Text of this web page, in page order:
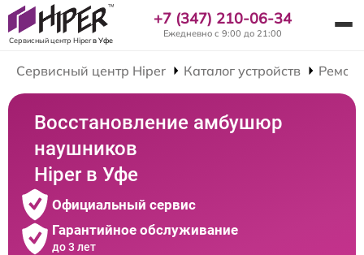
Сервисный центр Hiperв Уфе
+7 (347) 210-06-34
Ежедневно с 9:00 до 21:00
Сервисный центр Hiper Каталог устройств
Восстановление амбушюр
наушников
Hiper в Уфе
Официальный сервис
Гарантийное обслуживание
до 3 лет